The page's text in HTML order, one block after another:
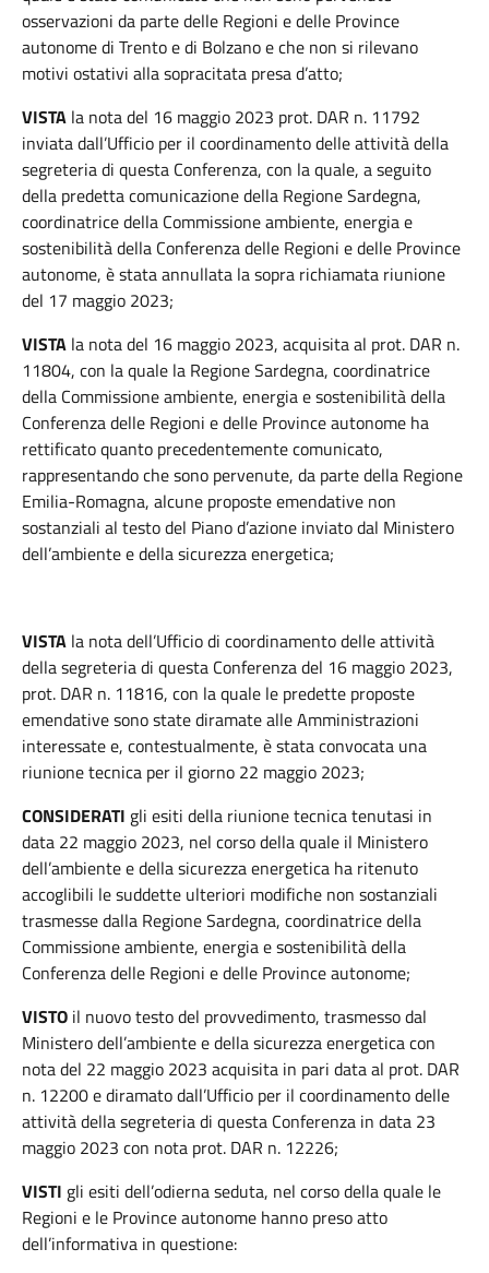
osservazioni da parte delle Regioni e delle Province
autonome di Trento e di Bolzano e che non si rilevano
motivi ostativi alla sopracitata presa d’atto;
VISTA la nota del 16 maggio 2023 prot. DAR n. 11792
inviata dall’Ufficio per il coordinamento delle attività della
segreteria di questa Conferenza, con la quale, a seguito
della predetta comunicazione della Regione Sardegna,
coordinatrice della Commissione ambiente, energia e
sostenibilità della Conferenza delle Regioni e delle Province
autonome, è stata annullata la sopra richiamata riunione
del 17 maggio 2023;
VISTA la nota del 16 maggio 2023, acquisita al prot. DAR n.
11804, con la quale la Regione Sardegna, coordinatrice
della Commissione ambiente, energia e sostenibilità della
Conferenza delle Regioni e delle Province autonome ha
rettificato quanto precedentemente comunicato,
rappresentando che sono pervenute, da parte della Regione
Emilia-Romagna, alcune proposte emendative non
sostanziali al testo del Piano d’azione inviato dal Ministero
dell’ambiente e della sicurezza energetica;
VISTA la nota dell’Ufficio di coordinamento delle attività
della segreteria di questa Conferenza del 16 maggio 2023,
prot. DAR n. 11816, con la quale le predette proposte
emendative sono state diramate alle Amministrazioni
interessate e, contestualmente, è stata convocata una
riunione tecnica per il giorno 22 maggio 2023;
CONSIDERATI gli esiti della riunione tecnica tenutasi in
data 22 maggio 2023, nel corso della quale il Ministero
dell’ambiente e della sicurezza energetica ha ritenuto
accoglibili le suddette ulteriori modifiche non sostanziali
trasmesse dalla Regione Sardegna, coordinatrice della
Commissione ambiente, energia e sostenibilità della
Conferenza delle Regioni e delle Province autonome;
VISTO il nuovo testo del provvedimento, trasmesso dal
Ministero dell’ambiente e della sicurezza energetica con
nota del 22 maggio 2023 acquisita in pari data al prot. DAR
n. 12200 e diramato dall’Ufficio per il coordinamento delle
attività della segreteria di questa Conferenza in data 23
maggio 2023 con nota prot. DAR n. 12226;
VISTI gli esiti dell’odierna seduta, nel corso della quale le
Regioni e le Province autonome hanno preso atto
dell’informativa in questione: